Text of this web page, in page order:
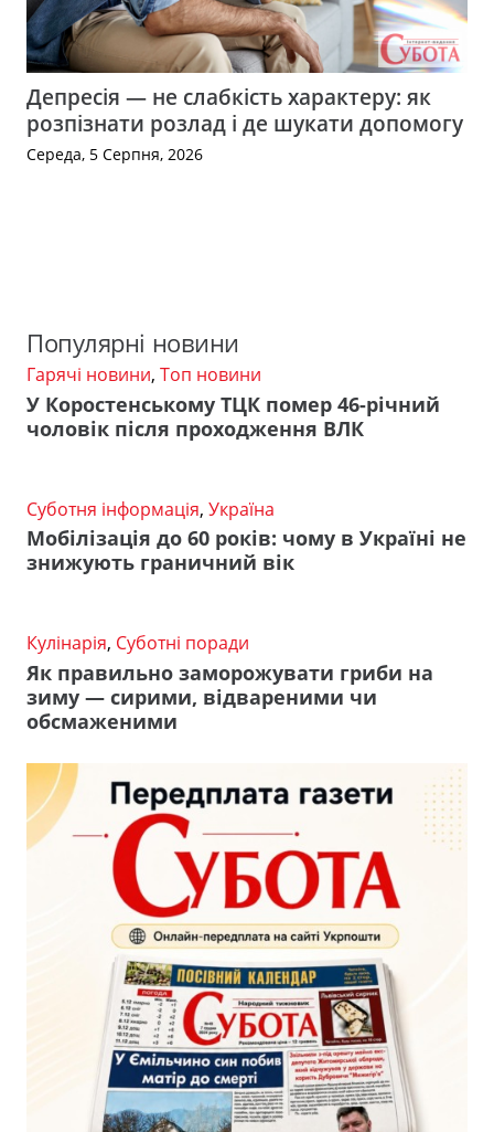
Депресія — не слабкість характеру: як
розпізнати розлад і де шукати допомогу
Середа, 5 Серпня, 2026
Популярні новини
Гарячі новини, Топ новини
У Коростенському ТЦК помер 46-річний
чоловік після проходження ВЛК
Суботня інформація, Україна
Мобілізація до 60 років: чому в Україні не
знижують граничний вік
Кулінарія, Суботні поради
Як правильно заморожувати гриби на
зиму — сирими, відвареними чи
обсмаженими